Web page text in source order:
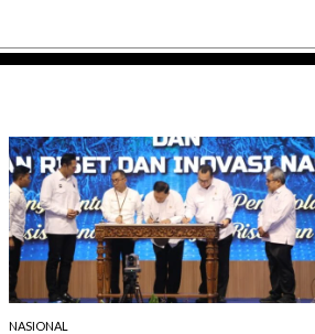
NASIONAL